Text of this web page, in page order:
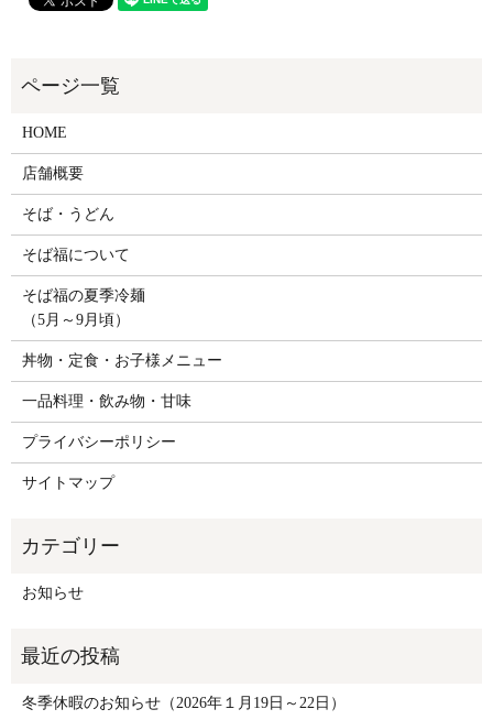
HOME
店舗概要
そば・うどん
そば福について
そば福の夏季冷麺
（5月～9月頃）
丼物・定食・お子様メニュー
一品料理・飲み物・甘味
プライバシーポリシー
サイトマップ
お知らせ
冬季休暇のお知らせ（2026年１月19日～22日）